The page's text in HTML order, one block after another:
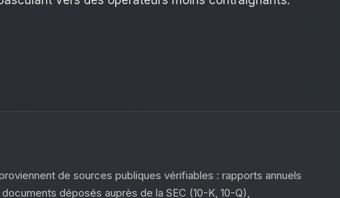
de sources publiques vérifiables : rapports annuels
déposés auprès de la SEC (10-K, 10-Q),